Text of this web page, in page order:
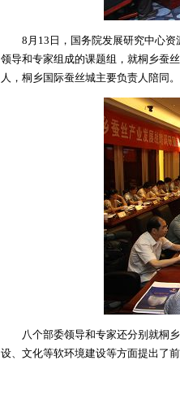
8月13日，国务院发展研究中心
领导和专家组成的课题组，就桐乡蚕
人，桐乡国际蚕丝城主要负责人陪同。
八个部委领导和专家还分别就桐
设、文化等软环境建设等方面提出了前